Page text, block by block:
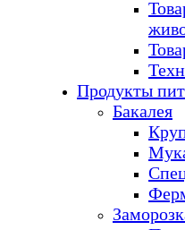
Продукты
Бакалея